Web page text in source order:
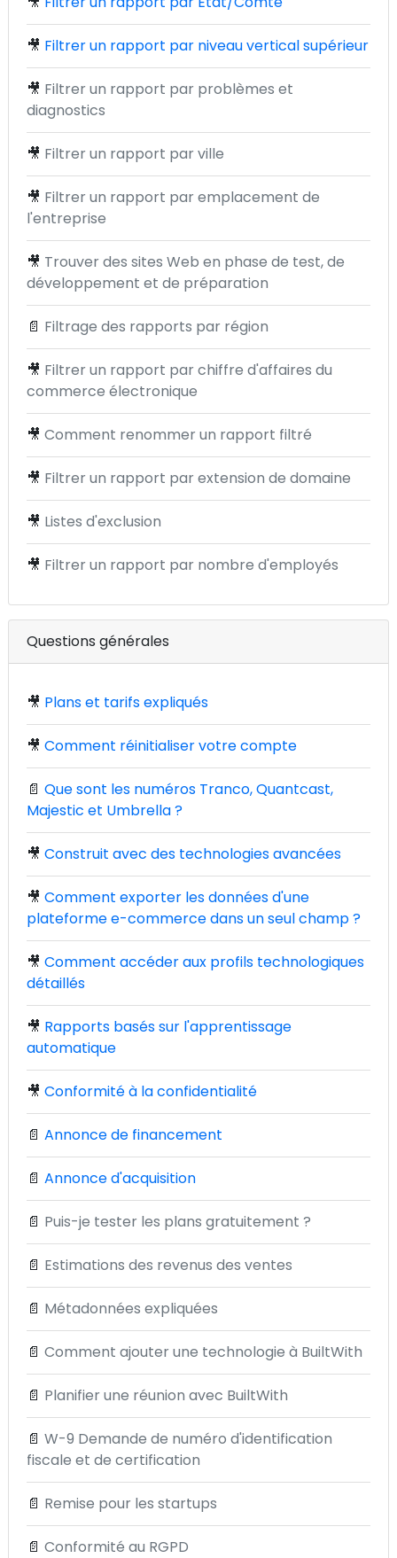
🎥 Filtrer un rapport par niveau vertical supérieur
🎥 Filtrer un rapport par problèmes et
diagnostics
🎥 Filtrer un rapport par ville
🎥 Filtrer un rapport par emplacement de
l'entreprise
🎥 Trouver des sites Web en phase de test, de
développement et de préparation
📄 Filtrage des rapports par région
🎥 Filtrer un rapport par chiffre d'affaires du
commerce électronique
🎥 Comment renommer un rapport filtré
🎥 Filtrer un rapport par extension de domaine
🎥 Listes d'exclusion
🎥 Filtrer un rapport par nombre d'employés
Questions générales
🎥 Plans et tarifs expliqués
🎥 Comment réinitialiser votre compte
📄 Que sont les numéros Tranco, Quantcast,
Majestic et Umbrella ?
🎥 Construit avec des technologies avancées
🎥 Comment exporter les données d'une
plateforme e-commerce dans un seul champ ?
🎥 Comment accéder aux profils technologiques
détaillés
🎥 Rapports basés sur l'apprentissage
automatique
🎥 Conformité à la confidentialité
📄 Annonce de financement
📄 Annonce d'acquisition
📄 Puis-je tester les plans gratuitement ?
📄 Estimations des revenus des ventes
📄 Métadonnées expliquées
📄 Comment ajouter une technologie à BuiltWith
📄 Planifier une réunion avec BuiltWith
📄 W-9 Demande de numéro d'identification
fiscale et de certification
📄 Remise pour les startups
📄 Conformité au RGPD